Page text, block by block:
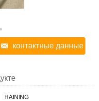
контактные данные
HAINING